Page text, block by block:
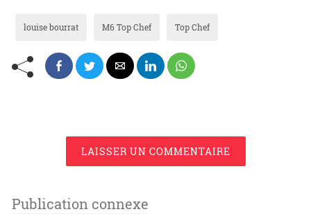
louise bourrat M6 Top Chef Top Chef
LAISSER UN COMMENTAIRE
Publication connexe